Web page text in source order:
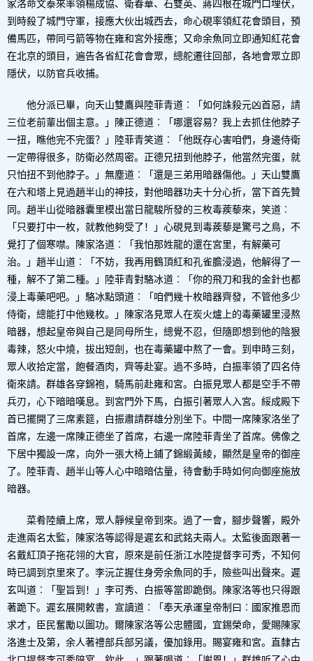
家洛命文泰來率領楊成協、衛春華、石雙英、蔣四根在城門口埋伏，
到時殺了城門守軍，接應大伙出城西去，命心硯率領紅花會頭目，預
備馬匹，帶同弓箭等物在雍和宮外接應；又命余魚同立即通知紅花會
在北京的頭目，遍告各省紅花會會眾，總舵遷往回部，各地會眾立即
隱伏，以防官兵收捕。
他分派已畢，向天山雙鷹與陸菲青道︰「如何誅殺元凶首惡，請
三位老前輩出個主意。」陳正德道︰「哪還容易？我上去抓住他脖子
一扭，瞧他完不完蛋？」陸菲青笑道︰「他既存心害咱們，身邊侍衛
一定帶得很多，防衛必然周密。正德兄扭到他脖子，他當然完蛋，就
只怕扭不到他脖子。」無塵道︰「還是三弟用暗器傷他。」天山雙鷹
在六和塔上見過趙半山的神技，對他暗器功夫十分心折，當下首先贊
同。趙半山從暗器囊里模出當日龍駿所發的三枚毒蒺藜來，笑道︰
「只要打中一枚，就教他夠受了！」心硯見到毒蒺藜是驚弓之鳥，不
覺打了個寒噤。陳家洛道︰「我怕那姓龍的還在宮里，有解藥可
治。」趙半山道︰「不妨，我再用鶴頂紅和孔雀膽浸過，他解得了一
種，解不了第二種。」陸菲青對駱冰道︰「你的飛刀和我的金針也都
浸上毒藥吧吧。」駱冰點頭道︰「咱們幾十枚暗器齊發，不管他多少
侍衛，總能打中他幾枚。」陳家洛見眾人在炭火爐上的毒藥罐里浸熬
暗器，想起皇帝與自己是同母所生，總覺不忍，但隨即想到他的陰狠
毒辣，怒火中燒，拔出短劍，也在毒藥罐中熬了一會。到申時三刻，
眾人收拾定當，飽餐酒肉，齊等赴宴。過不多時，白振率領了四名侍
衛來請。群雄各穿錦袍，騎馬前赴雍和宮。白振見眾人都是空手不帶
兵刃，心下暗暗嘆息。到宮門外下馬，白振引著眾人入宮。綏成殿下
首已擺開了三席素筵，白振肅請群雄分別坐下。中間一席陳家洛坐了
首席，左邊一席陳正德坐了首席，右邊一席陸菲青坐了首席。佛像之
下居中獨設一席，向外一張大椅上鋪了錦緞黃綾，顯然是皇帝的御座
了。陸菲青、趙半山等人心中暗暗估量，待會動手時如何向御座施放
暗器。
菜肴陸續上席，眾人靜候皇帝到來。過了一會，腳步聲響，殿外
走進兩名太監，陳家洛等認得是遲玄和武銘夫兩人。太監後面跟著一
名戴紅頂子拖花翎的大官，原來是前任浙江水陸提督李可秀，不知何
時已調到京里來了。李沅芷握住身旁余魚同的手，險些叫出聲來。遲
玄叫道︰「聖旨到！」李可秀、白振等當即跪倒。陳家洛等也只得跟
著跪下。遲玄展開敕書，宣讀道︰「奉天承運皇帝制曰︰國家推恩而
求才，臣民奮勵以圖功。爾陳家洛等公忠體國，宜錫榮命，愛賜陳家
洛進士及第，余人著禮部兵部另議，優加錄用。賜宴雍和宮。直隸古